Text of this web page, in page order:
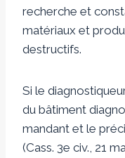
recherche et
matériaux et
destructifs.
Si le
du bâtiment
mandant et le
(Cass. 3e civ., 21